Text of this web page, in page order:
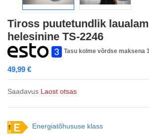
Tiross puutetundlik
helesinine TS-2246
Tasu kolme võrdse maksena
49,99 €
Saadavus Laost otsas
Energiatõhususe klass